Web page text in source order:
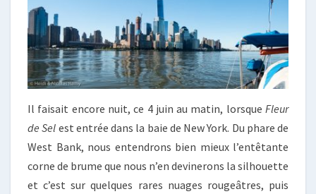
Il faisait encore nuit, ce 4 juin au matin, lorsque Fleur
de Sel est entrée dans la baie de New York. Du phare de
West Bank, nous entendrons bien mieux l’entêtante
corne de brume que nous n’en devinerons la silhouette
et c’est sur quelques rares nuages rougeâtres, puis